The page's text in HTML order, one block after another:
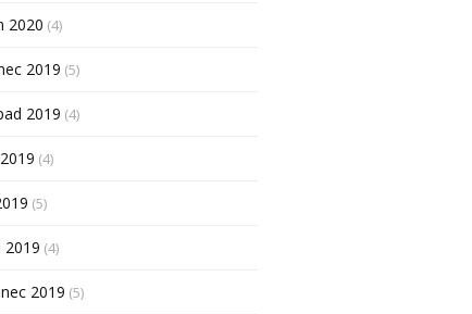
2020 (4)
2019 (5)
2019 (4)
(4)
(5)
2019 (4)
2019 (5)